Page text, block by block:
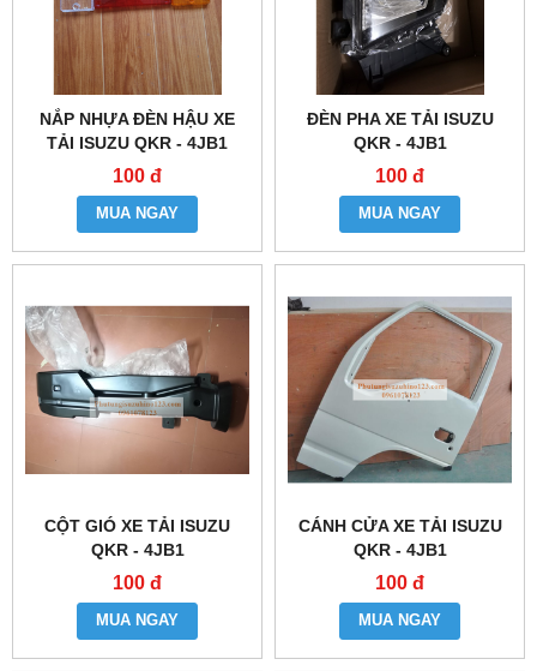
NẮP NHỰA ĐÈN HẬU XE
TẢI ISUZU QKR - 4JB1
100 đ
MUA NGAY
ĐÈN PHA XE TẢI ISUZU
QKR - 4JB1
100 đ
MUA NGAY
CỘT GIÓ XE TẢI ISUZU
QKR - 4JB1
100 đ
MUA NGAY
CÁNH CỬA XE TẢI ISUZU
QKR - 4JB1
100 đ
MUA NGAY